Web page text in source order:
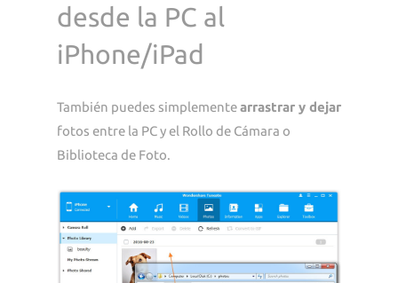
desde la PC al
iPhone/iPad
También puedes simplementearrastrar y dejar
fotos entre la PC y el Rollo de Cámara o
Biblioteca de Foto.